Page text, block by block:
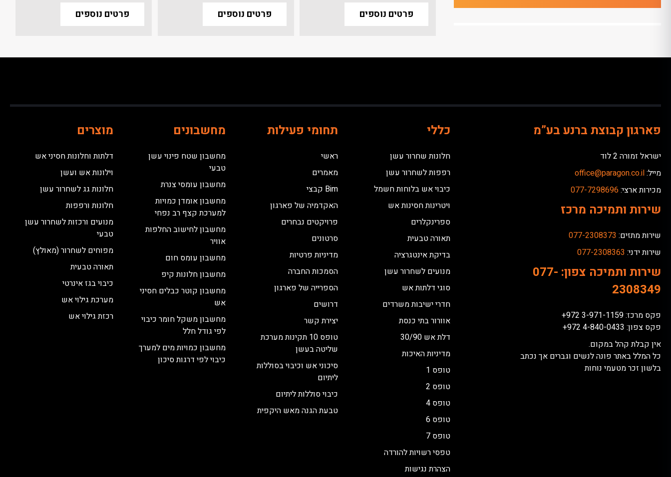
פרטים נוספים פרטים נוספים פרטים נוספים
כללי
חלונות שחרור עשן
רפפות לשחרור עשן
כיבוי אש בלוחות חשמל
ויטרינות חסינות אש
ספרינקלרים
תאורה טבעית
בדיקת אינטגרציה
מנועים לשחרור עשן
סוגי דלתות אש
חדרי ישיבות משרדים
אוורור בתי כנסת
דלת אש 30/90
מדיניות האיכות
טופס 1
טופס 2
טופס 4
טופס 6
טופס 7
טפסי רשויות להורדה
הצהרת נגישות
תחומי פעילות
ראשי
מאמרים
Bim קבצי
האקדמיה של פארגון
פרויקטים נבחרים
סרטונים
מדיניות פרטיות
הסמכות החברה
הספרייה של פארגון
דרושים
יצירת קשר
טופס 10 תקינות מערכת
שליטה בעשן
סיכוני אש וכיבוי בסוללות
ליתיום
כיבוי סוללות ליתיום
טבעת הגנה מאש היקפית
מחשבונים
מחשבון שטח פינוי עשן
טבעי
מחשבון עומסי צנרת
מחשבון אומדן כמויות
למערכת קצף רב נפחי
מחשבון לחישוב החלפות
אוויר
מחשבון עומס חום
מחשבון חלונות קיפ
מחשבון קוטר כבלים חסיני
אש
מחשבון משקל חומר כיבוי
לפי גודל חלל
מחשבון כמויות מים למערך
כיבוי לפי דרגות סיכון
מוצרים
דלתות וחלונות חסיני אש
וילונות אש ועשן
חלונות גג לשחרור עשן
חלונות ורפפות
מנועים ורכזות לשחרור עשן
טבעי
מפוחים לשחרור (מאולץ)
תאורה טבעית
כיבוי בגז אינרטי
מערכת גילוי אש
רכזת גילוי אש
פארגון קבוצת ברנע בע”מ
ישראל זמורה 2 לוד
מייל:office@paragon.co.il
מכירות ארצי:077-7298696
שירות ותמיכה מרכז
שירות מתזים: 077-2308373
שירות ידני: 077-2308363
שירות ותמיכה צפון: 077-
2308349
פקס מרכז: 3-971-1159 972+
פקס צפון: 4-840-0433 972+
אין קבלת קהל במקום.
כל המלל באתר פונה לנשים וגברים אך נכתב
בלשון זכר מטעמי נוחות